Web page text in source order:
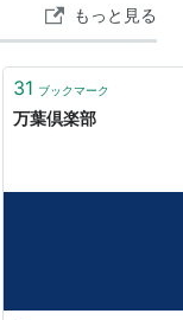
もっと見る
31 ブックマーク
万葉倶楽部